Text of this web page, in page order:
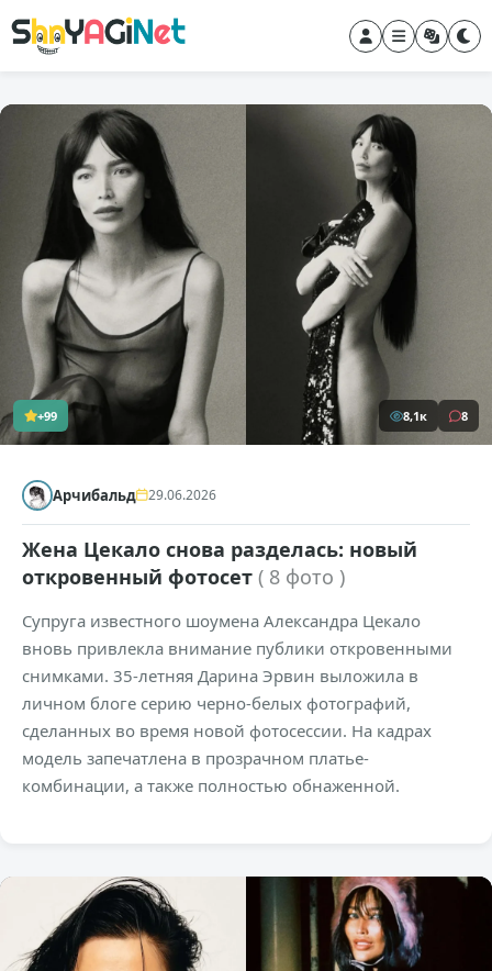
+99 8,1к 8
Арчибальд 29.06.2026
Жена Цекало снова разделась: новый
откровенный фотосет ( 8 фото )
Супруга известного шоумена Александра Цекало
вновь привлекла внимание публики откровенными
снимками. 35-летняя Дарина Эрвин выложила в
личном блоге серию черно-белых фотографий,
сделанных во время новой фотосессии. На кадрах
модель запечатлена в прозрачном платье-
комбинации, а также полностью обнаженной.